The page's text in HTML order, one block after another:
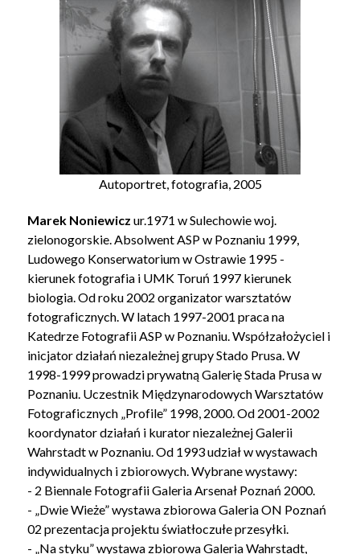
Autoportret, fotografia, 2005
Marek Noniewicz ur.1971 w Sulechowie woj.
zielonogorskie. Absolwent ASP w Poznaniu 1999,
Ludowego Konserwatorium w Ostrawie 1995 -
kierunek fotografia i UMK Toruń 1997 kierunek
biologia. Od roku 2002 organizator warsztatów
fotograficznych. W latach 1997-2001 praca na
Katedrze Fotografii ASP w Poznaniu. Współzałożyciel i
inicjator działań niezależnej grupy Stado Prusa. W
1998-1999 prowadzi prywatną Galerię Stada Prusa w
Poznaniu. Uczestnik Międzynarodowych Warsztatów
Fotograficznych „Profile” 1998, 2000. Od 2001-2002
koordynator działań i kurator niezależnej Galerii
Wahrstadt w Poznaniu. Od 1993 udział w wystawach
indywidualnych i zbiorowych. Wybrane wystawy:
- 2 Biennale Fotografii Galeria Arsenał Poznań 2000.
- „Dwie Wieże” wystawa zbiorowa Galeria ON Poznań
02 prezentacja projektu światłoczułe przesyłki.
- „Na styku” wystawa zbiorowa Galeria Wahrstadt,